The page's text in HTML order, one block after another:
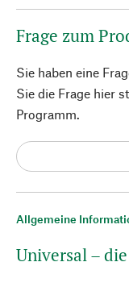
Allgemeine
Universal –
Frage zum
Sie haben eine
Sie die Frage hier
Programm.